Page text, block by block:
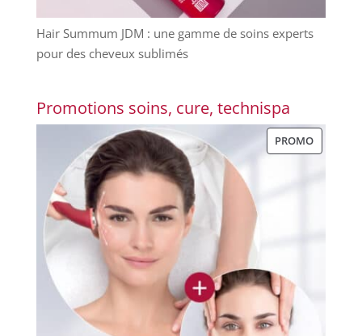
Hair Summum JDM : une gamme de soins experts
pour des cheveux sublimés
Promotions soins, cure, technispa
PROMOPRODUIT